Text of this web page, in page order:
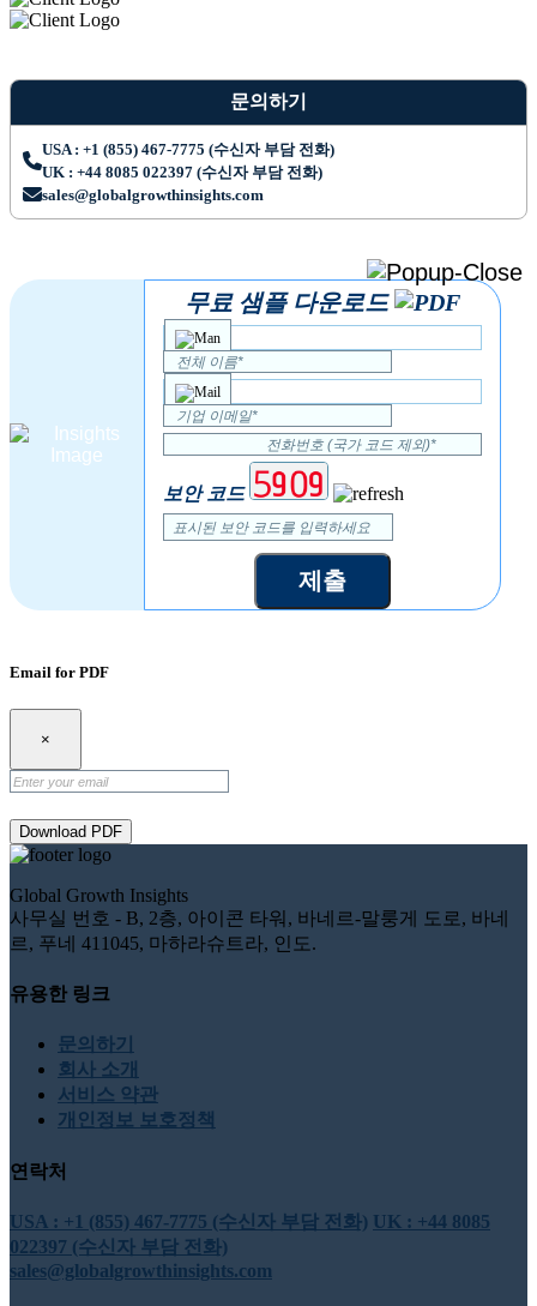
문의하기
USA : +1 (855) 467-7775 (수신자 부담 전화)
UK : +44 8085 022397 (수신자 부담 전화)
sales@globalgrowthinsights.com
무료 샘플 다운로드
보안 코드
제출
Email for PDF
×
Download PDF
Global Growth Insights
사무실 번호 - B, 2층, 아이콘 타워, 바네르-말룽게 도로, 바네
르, 푸네 411045, 마하라슈트라, 인도.
유용한 링크
문의하기
회사 소개
서비스 약관
개인정보 보호정책
연락처
USA : +1 (855) 467-7775 (수신자 부담 전화) UK : +44 8085
022397 (수신자 부담 전화)
sales@globalgrowthinsights.com